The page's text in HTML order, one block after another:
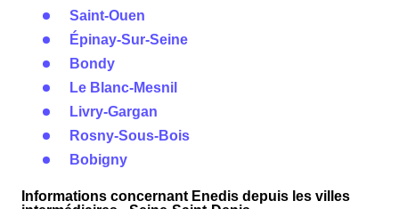
Saint-Ouen
Épinay-Sur-Seine
Bondy
Le Blanc-Mesnil
Livry-Gargan
Rosny-Sous-Bois
Bobigny
Informations concernant Enedis depuis les villes